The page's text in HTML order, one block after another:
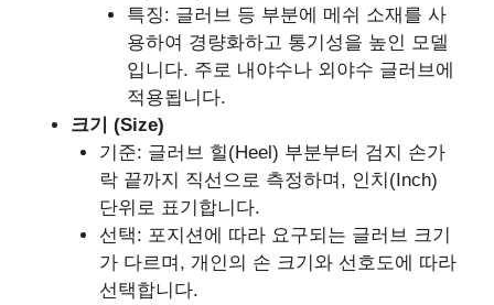
특징: 글러브 등 부분에 메쉬 소재를 사
용하여 경량화하고 통기성을 높인 모델
입니다. 주로 내야수나 외야수 글러브에
적용됩니다.
크기 (Size)
기준: 글러브 힐(Heel) 부분부터 검지 손가
락 끝까지 직선으로 측정하며, 인치(Inch)
단위로 표기합니다.
선택: 포지션에 따라 요구되는 글러브 크기
가 다르며, 개인의 손 크기와 선호도에 따라
선택합니다.